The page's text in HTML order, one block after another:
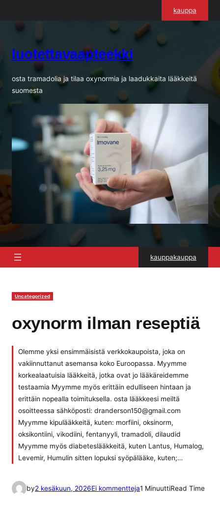
kauppa
luotettavaapteekki
osta tramadolia ja tilaa oxynormia ja laadukkaita lääkkeitä
suomesta
kauppakauppa
Uncategorized
oxynorm ilman reseptiä
Olemme yksi ensimmäisistä verkkokaupoista, joka on
vakiinnuttanut asemansa koko Euroopassa. Myymme
korkealaatuisia lääkkeitä, jotka ovat jo lääkäreidemme
testaamia Myymme myös erittäin edulliseen hintaan ja
erittäin nopealla toimituksella. osta lääkkeesi meiltä
osoitteessa sähköposti: dranderson150@gmail.com
Myymme kipulääkkeitä, kuten: morfiini, oksinorm,
oksikontiini, vikodiini, fentanyyli, tramadoli, dilaudid
Myymme myös diabeteslääkkeitä, kuten Lantus, Humalog,
Levemir, Humulin sitten lopuksi syöpälääke, kuten;…
by2 kesäkuun, 2026Ei kommenttejaa
1 MinuuttiRead Time